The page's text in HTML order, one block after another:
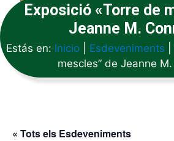
Exposició «Torre de
Jeanne M.
Estás en: Inicio| Esdeveniments
mescles” de Jeanne
« Tots els Esdeveniments